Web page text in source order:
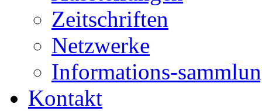
Zeitschriften
Netzwerke
Informations-
Kontakt